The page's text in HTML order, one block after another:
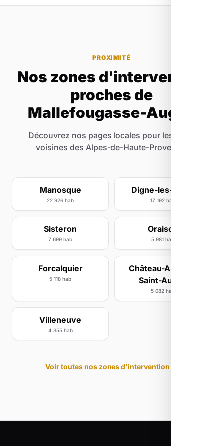
Même avec un petit budget, on peut faire de
PROXIMITÉ
Nos zones d'intervention
proches de
Mallefougasse-Augès
Découvrez nos pages locales pour les villes
voisines des Alpes-de-Haute-Provence.
Manosque
22 926 hab
Digne-les-Bains
17 192 hab
Sisteron
7 699 hab
Oraison
5 981 hab
Forcalquier
5 118 hab
Château-Arnoux-
Saint-Auban
5 082 hab
Villeneuve
4 355 hab
Voir toutes nos zones d'intervention